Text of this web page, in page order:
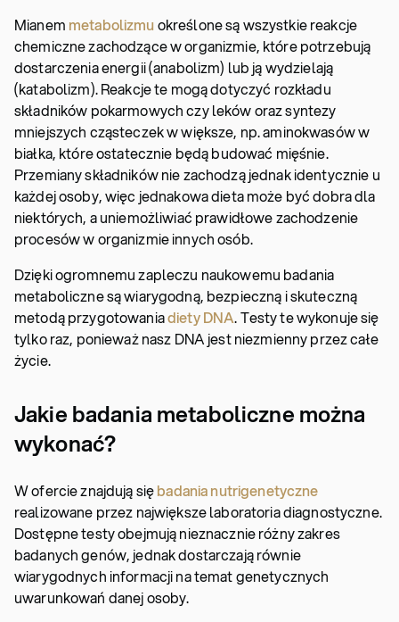
Mianem metabolizmuokreślone są wszystkie reakcje
chemiczne zachodzące w organizmie, które potrzebują
dostarczenia energii (anabolizm) lub ją wydzielają
(katabolizm). Reakcje te mogą dotyczyć rozkładu
składników pokarmowych czy leków oraz syntezy
mniejszych cząsteczek w większe, np. aminokwasów w
białka, które ostatecznie będą budować mięśnie.
Przemiany składników nie zachodzą jednak identycznie u
każdej osoby, więc jednakowa dieta może być dobra dla
niektórych, a uniemożliwiać prawidłowe zachodzenie
procesów w organizmie innych osób.
Dzięki ogromnemu zapleczu naukowemu badania
metaboliczne są wiarygodną, bezpieczną i skuteczną
metodą przygotowaniadiety DNA. Testy te wykonuje się
tylko raz, ponieważ nasz DNA jest niezmienny przez całe
życie.
Jakie badania metaboliczne można
wykonać?
W ofercie znajdują siębadania nutrigenetyczne
realizowane przez największe laboratoria diagnostyczne.
Dostępne testy obejmują nieznacznie różny zakres
badanych genów, jednak dostarczają równie
wiarygodnych informacji na temat genetycznych
uwarunkowań danej osoby.